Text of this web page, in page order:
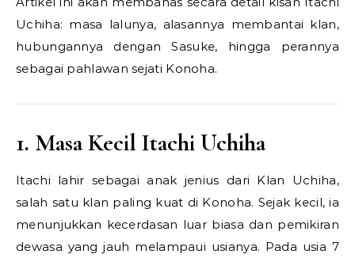
Uchiha: masa lalunya, alasannya membantai klan,
hubungannya dengan Sasuke, hingga perannya
sebagai pahlawan sejati Konoha.
1. Masa Kecil Itachi Uchiha
Itachi lahir sebagai anak jenius dari Klan Uchiha,
salah satu klan paling kuat di Konoha. Sejak kecil, ia
menunjukkan kecerdasan luar biasa dan pemikiran
dewasa yang jauh melampaui usianya. Pada usia 7